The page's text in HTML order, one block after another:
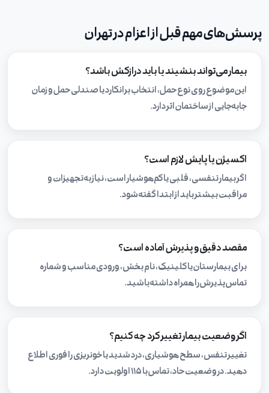
پرسش‌های مهم قبل از اعزام در تهران
بیمار می‌تواند بنشیند یا باید درازکش باشد؟
این موضوع روی نوع حمل، انتخاب برانکارد یا صندلی حمل و زمان
جابه‌جایی از ساختمان اثر دارد.
اکسیژن یا پایش لازم است؟
اگر بیمار تنفسی، قلبی یا کم‌هوشیار است، نیاز به تجهیزات و
مراقبت بیشتر باید از ابتدا گفته شود.
مقصد دقیق و پذیرش آماده است؟
برای بیمارستان یا کلینیک، نام بخش، ورودی مناسب و شماره
تماس پذیرش را همراه داشته باشید.
اگر وضعیت بیمار تغییر کرد چه کنیم؟
تغییر تنفس، سطح هوشیاری، درد شدید یا خونریزی را فوری اطلاع
دهید. در وضعیت حاد، تماس با ۱۱۵ اولویت دارد.